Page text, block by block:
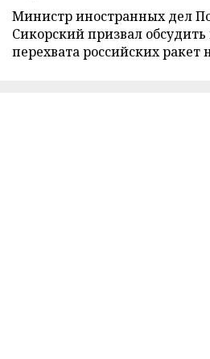
Министр иностранных дел
Сикорский призвал
перехвата российских ракет